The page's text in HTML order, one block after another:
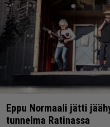
Eppu Normaali jätti
tunnelma Ratinassa